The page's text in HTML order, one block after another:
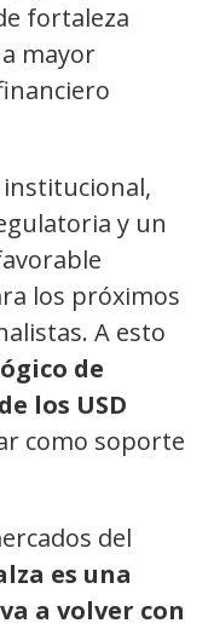
fortaleza
mayor
institucional,
y un
los próximos
A esto
de
los USD
como soporte
del
es una
a volver con